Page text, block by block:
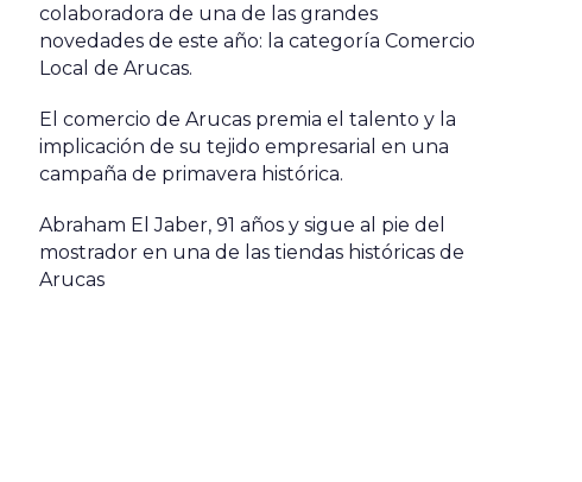
colaboradora de una de las grandes
novedades de este año: la categoría Comercio
Local de Arucas.
El comercio de Arucas premia el talento y la
implicación de su tejido empresarial en una
campaña de primavera histórica.
Abraham El Jaber, 91 años y sigue al pie del
mostrador en una de las tiendas históricas de
Arucas